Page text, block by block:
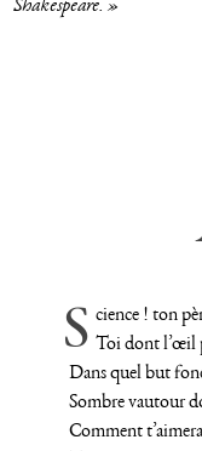
Shakespeare. »
Science ! ton
Toi dont l’œil
Dans quel but
Sombre vautour
Comment